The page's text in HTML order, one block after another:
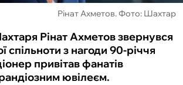
Рінат Ахметов. Фото: Шахтар
Рінат Ахметов звернувся
спільноти з нагоди 90-річчя
привітав фанатів
ювілеєм.